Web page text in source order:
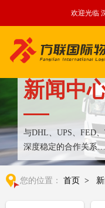
欢迎光临
新闻中
与DHL、UPS、FED
深度稳定的合作关系
整合全球优质物流运
您的位置： 首页 >